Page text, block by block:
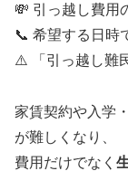
💸 引っ越し費用
📞 希望する日時
⚠️ 「引っ越し難
家賃契約や入学
が難しくなり、
費用だけでなく